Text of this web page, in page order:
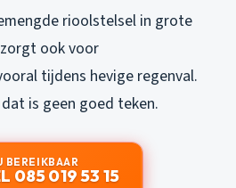
rioolstelsel in grote
ook voor
tijdens hevige regenval.
is geen goed teken.
BEREIKBAAR
085 019 53 15